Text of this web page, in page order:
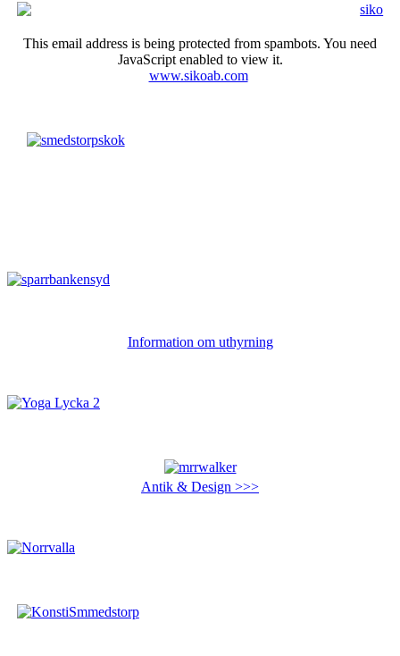
This email address is being protected from spambots. You need
JavaScript enabled to view it.
www.sikoab.com
Information om uthyrning
Antik & Design >>>